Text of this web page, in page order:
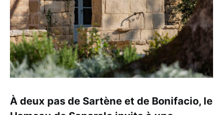
À deux pas de Sartène et de Bonifacio, le